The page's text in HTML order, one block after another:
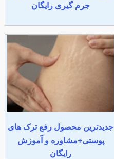
جرم گیری رایگان
جدیدترین محصول رفع ترک های
پوستی+مشاوره و آموزش
رایگان